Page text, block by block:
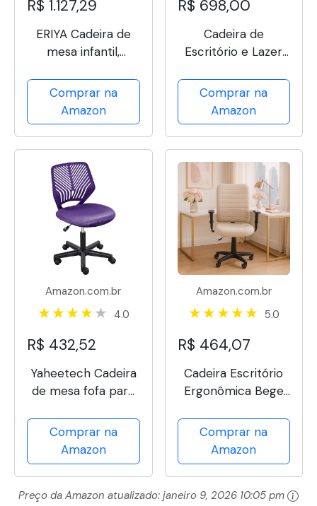
R$ 1.127,29
ERIYA Cadeira de
mesa infantil,
infantil, ajustável em
altura com suporte
para as costas,
design ergonômico,
estudo,...
Comprar na
Amazon
R$ 698,00
Cadeira de
Escritório e Lazer
Inflável, Assento
Acolchoado, Tecido
Confortável e
Altura Ajustável –
Comprar na
Amazon
Amazon.com.br
4.0
R$ 432,52
Yaheetech Cadeira
de mesa fofa para
de estudo sem
braço com suporte
lombar cadeira
giratória ajustável
em casa quarto
Comprar na
Amazon
Amazon.com.br
5.0
R$ 464,07
Cadeira Escritório
Ergonômica Bege
Home Office
Executiva Giratória
C/Rodízios
Confortável Com
Encosto Costura
Comprar na
Amazon
Preço da Amazon atualizado: janeiro 9, 2026 10:05 pm